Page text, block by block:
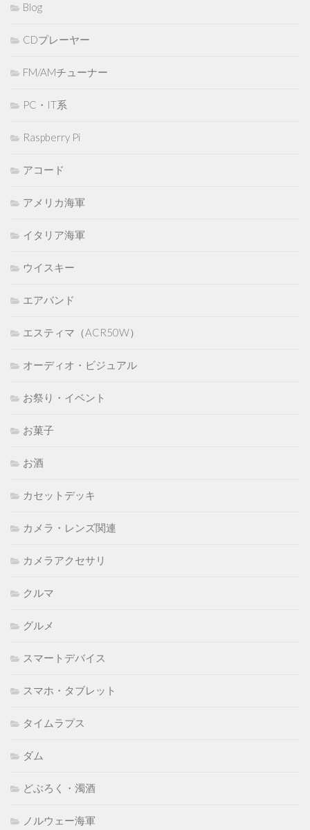
Blog
CDプレーヤー
FM/AMチューナー
PC・IT系
Raspberry Pi
アコード
アメリカ海軍
イタリア海軍
ウイスキー
エアバンド
エスティマ（ACR50W）
オーディオ・ビジュアル
お祭り・イベント
お菓子
お酒
カセットデッキ
カメラ・レンズ関連
カメラアクセサリ
クルマ
グルメ
スマートデバイス
スマホ・タブレット
タイムラプス
ダム
どぶろく・濁酒
ノルウェー海軍